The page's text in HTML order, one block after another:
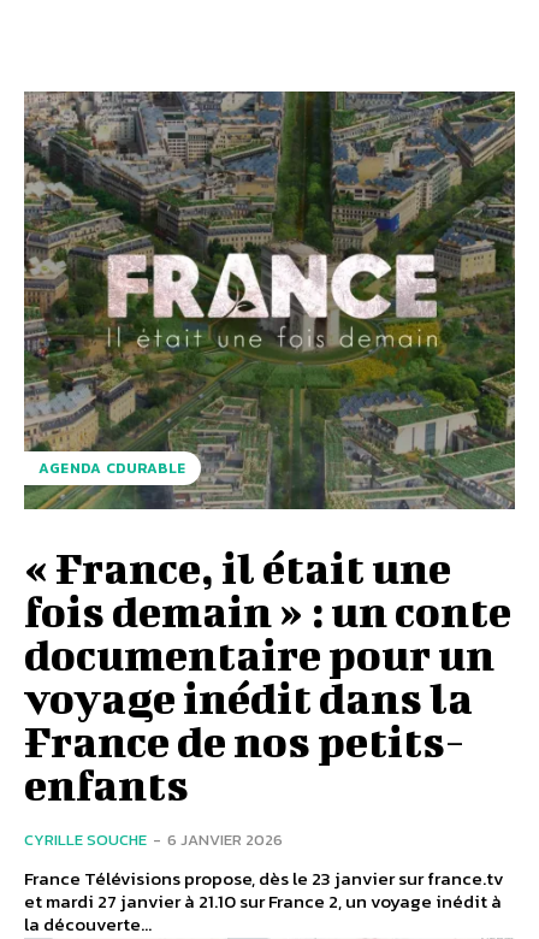
AGENDA CDURABLE
« France, il était une
fois demain » : un conte
documentaire pour un
voyage inédit dans la
France de nos petits-
enfants
CYRILLE SOUCHE - 6 JANVIER 2026
France Télévisions propose, dès le 23 janvier sur france.tv
et mardi 27 janvier à 21.10 sur France 2, un voyage inédit à
la découverte...